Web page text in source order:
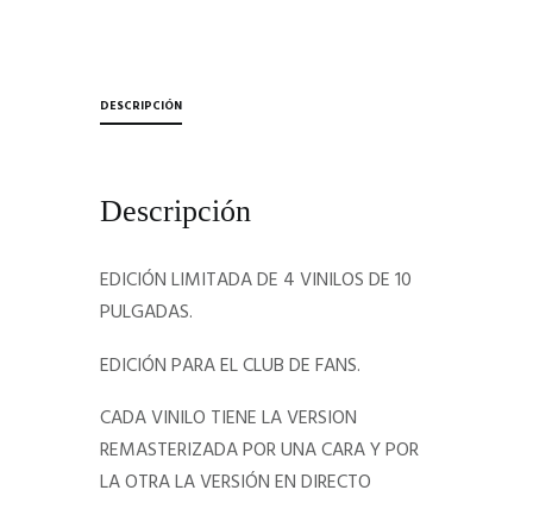
DE
CLUB
FANS
cantidad
DESCRIPCIÓN
Descripción
EDICIÓN LIMITADA DE 4 VINILOS DE 10
PULGADAS.
EDICIÓN PARA EL CLUB DE FANS.
CADA VINILO TIENE LA VERSION
REMASTERIZADA POR UNA CARA Y POR
LA OTRA LA VERSIÓN EN DIRECTO